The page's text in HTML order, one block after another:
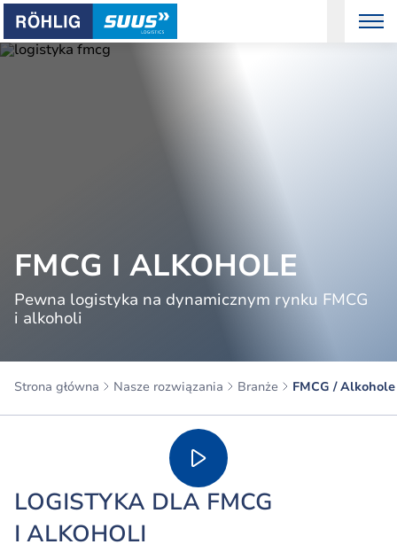
FMCG I ALKOHOLE
Pewna logistyka na dynamicznym rynku FMCG
i alkoholi
Strona główna Nasze rozwiązania Branże FMCG / Alkohole
LOGISTYKA DLA FMCG
I ALKOHOLI